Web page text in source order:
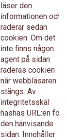
läser den
informationen och
raderar sedan
cookien. Om det
inte finns någon
agent på sidan
raderas cookien
när webbläsaren
stängs. Av
integritetsskäl
hashas URL:en för
den hänvisande
sidan. Innehåller